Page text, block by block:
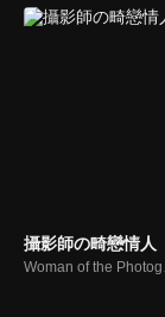
攝影師の畸戀情人